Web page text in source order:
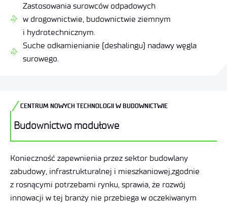
Zastosowania surowców odpadowych
w drogownictwie, budownictwie ziemnym
i hydrotechnicznym.
Suche odkamienianie (deshalingu) nadawy węgla
surowego.
CENTRUM NOWYCH TECHNOLOGII W BUDOWNICTWIE
Budownictwo modułowe
Konieczność zapewnienia przez sektor budowlany
zabudowy, infrastrukturalnej i mieszkaniowej,zgodnie
z rosnącymi potrzebami rynku, sprawia, że rozwój
innowacji w tej branży nie przebiega w oczekiwanym